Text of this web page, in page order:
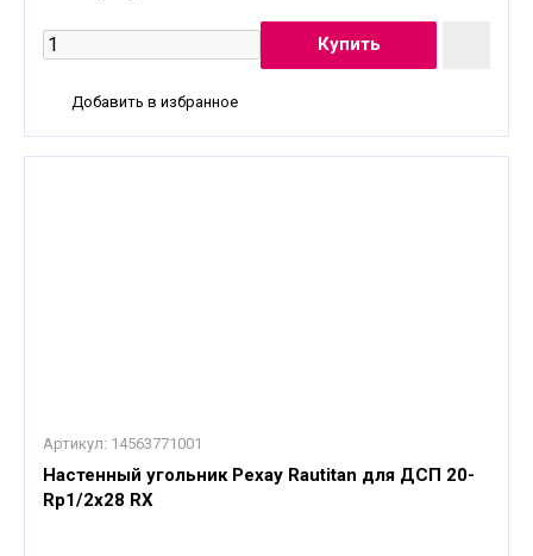
Добавить в избранное
Артикул: 14563771001
Настенный угольник Рехау Rautitan для ДСП 20-
Rp1/2x28 RX